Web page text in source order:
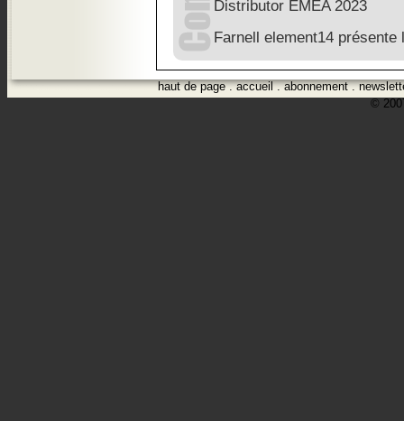
Distributor EMEA 2023
Farnell element14
haut de page.accueil.abonnement.
©